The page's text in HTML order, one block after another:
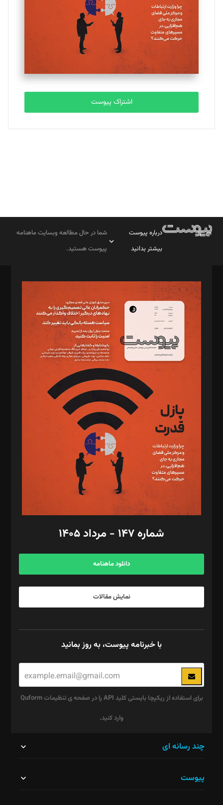
ملینا جعفری
تحریریه
مصطفی مسجدی آرانی
تحریریه
بابک نقاش
تحریریه
اشتراک پیوست
درباره پیوست
بیشتر بدانید
شما در حال مطالعه وبسایت ماهنامه
پیوست هستید.
مدیر مسئول: محمدباقر اثنی‌عشری
سردبیر: مهرک محمودی
دبیر تحریریه: میثم قاسمی
د‌بیر ناداستان: سمانه سمیع
د‌بیر خدمت و تجارت: ابوالفضل رجبی
د‌بیر حقوق فناوری: حسام‌الدین ایپکچی
د‌بیر پیوست جهان: مینا پاکدل
د‌بیر تحریریه آنلاین: بابک نقاش
تحریریه‌: مجتبی محمود‌ی، آرش برهمند، یسنا امان‌پور، سروش کرمیان،
مصطفی مسجدی آرانی، ابوالفضل رجبی، زهرا فکرانه، فائزه فتحی
رستمی،مصطفی باستان
ویرایش: نگار استاد‌‌آقا
طراح یونیفرم: مجید توکلی
فیلمبرداری و عکاسی: امیر شفیعی، مانی لطفی زاده
گرافیک و صفحه‌آرایی: سید‌سبحان‌علی ثابت
مد‌یر توسعه تجاری: کامبیز برید‌
امور مالی: شاپور رهبری، محمد‌ کاظمی‌نیا
آگهی و مشترکین: ۰۹۱۹۹۹۹۰۴۵۴
شماره ۱۴۷ - مرداد ۱۴۰۵
دانلود ماهنامه
نمایش مقالات
با خبرنامه پیوست، به روز بمانید
برای استفاده از ریکپچا بایستی کلید API را در صفحه ی تنظیمات Quform
وارد کنید.
نباید
چند رسانه ای
پیوست